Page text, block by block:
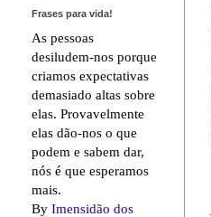
Frases para vida!
As pessoas
desiludem-nos porque
criamos expectativas
demasiado altas sobre
elas. Provavelmente
elas dão-nos o que
podem e sabem dar,
nós é que esperamos
mais.
By Imensidão dos